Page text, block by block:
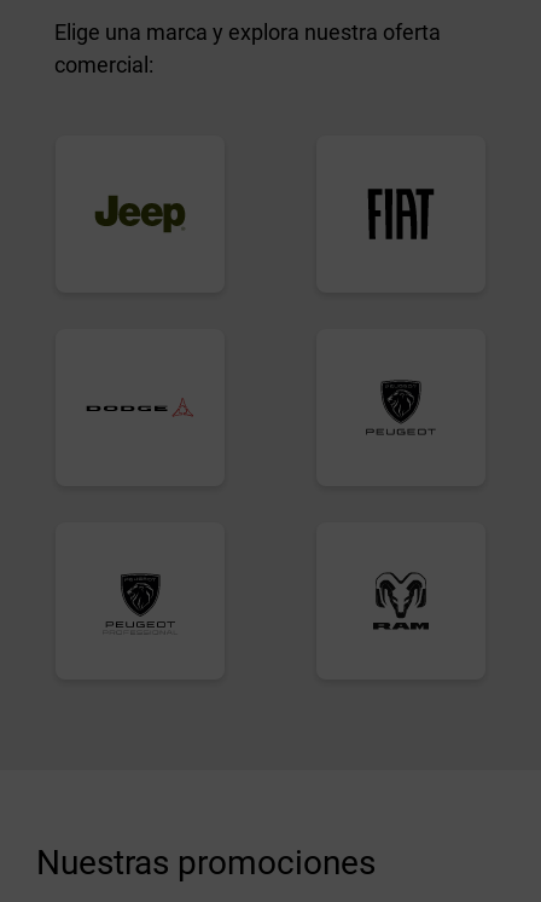
Elige una marca y explora nuestra oferta
comercial:
Nuestras promociones